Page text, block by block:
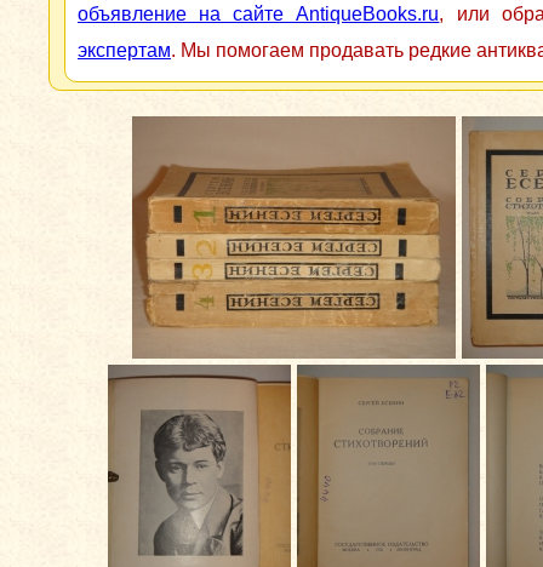
объявление на сайте AntiqueBooks.ru, или
экспертам. Мы помогаем продавать редкие